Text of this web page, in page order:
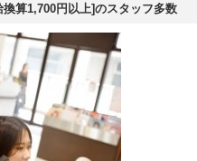
算1,700円以上]のスタッフ多数